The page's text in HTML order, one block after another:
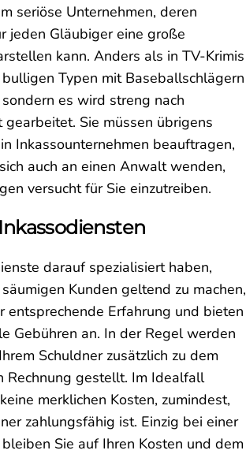
seriöse Unternehmen, deren
jeden Gläubiger eine große
kann. Anders als in TV-Krimis
Typen mit Baseballschlägern
es wird streng nach
Sie müssen übrigens
Inkassounternehmen beauftragen,
auch an einen Anwalt wenden,
versucht für Sie einzutreiben.
darauf spezialisiert haben,
Kunden geltend zu machen,
entsprechende Erfahrung und bieten
Gebühren an. In der Regel werden
Schuldner zusätzlich zu dem
Rechnung gestellt. Im Idealfall
merklichen Kosten, zumindest,
zahlungsfähig ist. Einzig bei einer
Sie auf Ihren Kosten und dem